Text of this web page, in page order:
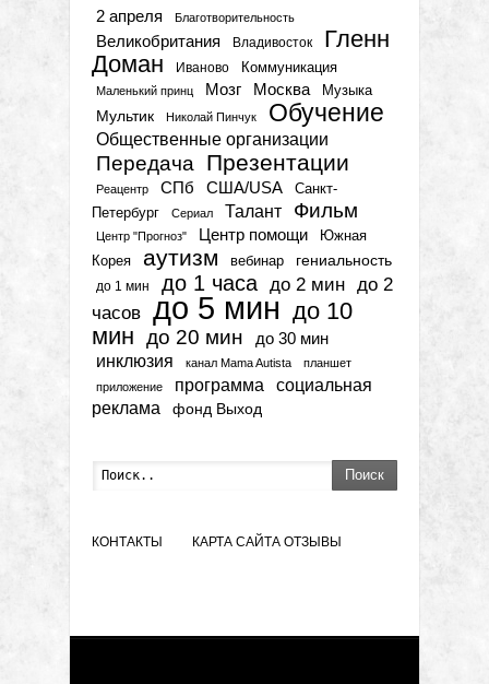
2 апреля Благотворительность
Великобритания Владивосток
Гленн
Доман
Иваново Коммуникация
Маленький принц Мозг Москва Музыка
Мультик Николай Пинчук Обучение
Общественные организации
Передача Презентации
Реацентр СПб США/USA
Санкт-
Петербург
Сериал Талант Фильм
Центр "Прогноз" Центр помощи
Южная
Корея
аутизм вебинар гениальность
до 1 мин до 1 часа до 2 мин до 2
часов до 5 мин до 10
мин до 20 мин до 30 мин
инклюзия канал Mama Autista
планшет
приложение
программа
социальная
реклама
фонд Выход
Поиск
КОНТАКТЫ КАРТА САЙТА ОТЗЫВЫ